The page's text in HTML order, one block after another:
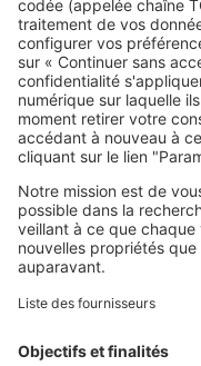
SeLoger c'est aussi
Retrouvez-nous sur ...